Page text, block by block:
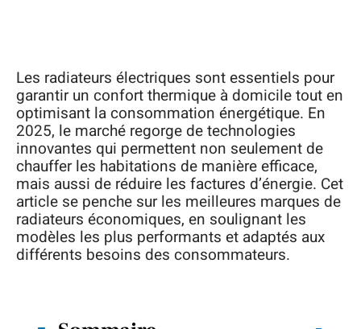
Les radiateurs électriques sont essentiels pour
garantir un confort thermique à domicile tout en
optimisant la consommation énergétique. En
2025, le marché regorge de technologies
innovantes qui permettent non seulement de
chauffer les habitations de manière efficace,
mais aussi de réduire les factures d’énergie. Cet
article se penche sur les meilleures marques de
radiateurs économiques, en soulignant les
modèles les plus performants et adaptés aux
différents besoins des consommateurs.